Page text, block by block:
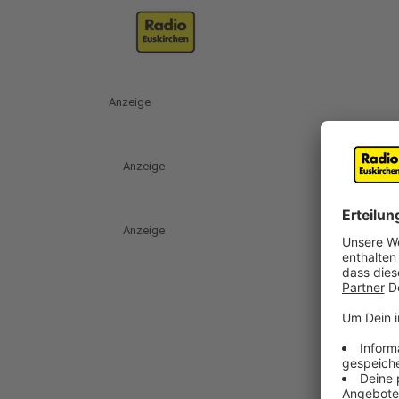
Anzeige
Anzeige
Anzeige